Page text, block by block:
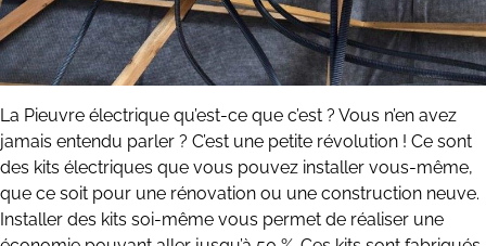
La Pieuvre électrique qu’est-ce que c’est ? Vous n’en avez
jamais entendu parler ? C’est une petite révolution ! Ce sont
des kits électriques que vous pouvez installer vous-même,
que ce soit pour une rénovation ou une construction neuve.
Installer des kits soi-même vous permet de réaliser une